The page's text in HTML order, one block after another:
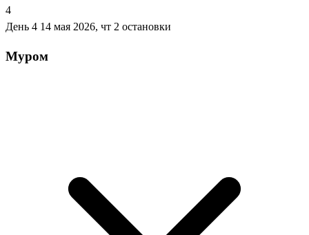
4
День 4 14 мая 2026, чт 2 остановки
Муром